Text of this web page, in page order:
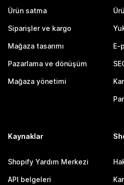
Ürün satma
Siparişler ve kargo
Mağaza tasarımı
Pazarlama ve dönüşüm
Mağaza yönetimi
E-
Kaynaklar
Shopify Yardım Merkezi
API belgeleri